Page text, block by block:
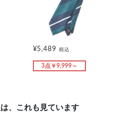
¥5,489税込
3点￥9,999～
、これも見ています